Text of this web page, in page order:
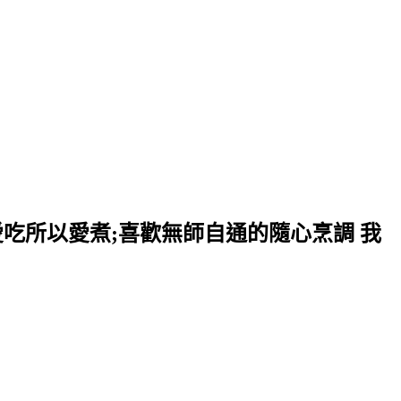
所以愛煮;喜歡無師自通的隨心烹調 我